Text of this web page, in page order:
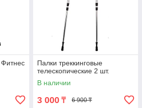
Палки треккинговые
телескопические 2 шт.
В наличии
3 000 ₸ 6 900 ₸